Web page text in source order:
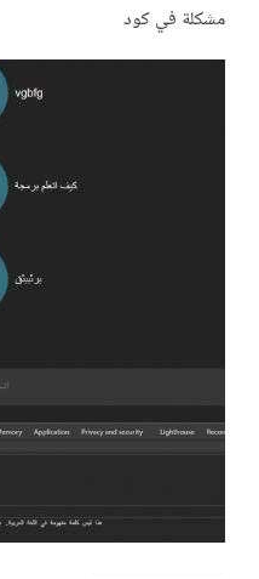
مشكلة في كود